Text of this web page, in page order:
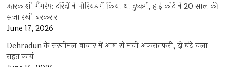
उत्तरकाशी गैंगरेप: दरिंदों ने पीरियड में किया था दुष्कर्म, हाई कोर्ट ने 20 साल की
सजा रखी बरकरार
June 17, 2026
Dehradun के सरनीमल बाजार में आग से मची अफरातफरी, दो घंटे चला
राहत कार्य